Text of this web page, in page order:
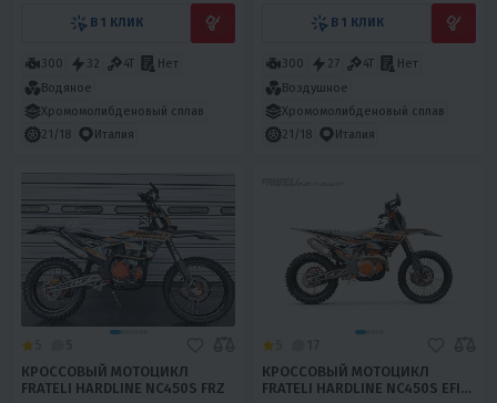
В 1 КЛИК
300 32 4T
Нет
Водяное
Хромомолибденовый сплав
21/18
Италия
В 1 КЛИК
300 27 4T
Нет
Воздушное
Хромомолибденовый сплав
21/18
Италия
КРОССОВЫЙ МОТОЦИКЛ
FRATELI HARDLINE NC450S FRZ
КРОССОВЫЙ МОТОЦИКЛ
FRATELI HARDLINE NC450S EFI